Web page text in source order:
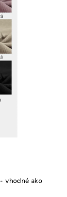
vhodné ako